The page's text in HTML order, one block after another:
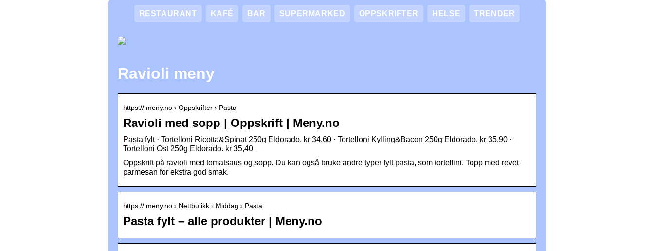
RESTAURANT KAFÉ BAR SUPERMARKED OPPSKRIFTER HELSE TRENDER
Ravioli meny
https:// meny.no › Oppskrifter › Pasta
Ravioli med sopp | Oppskrift | Meny.no
Pasta fylt · Tortelloni Ricotta&Spinat 250g Eldorado. kr 34,60 · Tortelloni Kylling&Bacon 250g Eldorado. kr 35,90 ·
Tortelloni Ost 250g Eldorado. kr 35,40.
Oppskrift på ravioli med tomatsaus og sopp. Du kan også bruke andre typer fylt pasta, som tortellini. Topp med revet
parmesan for ekstra god smak.
https:// meny.no › Nettbutikk › Middag › Pasta
Pasta fylt – alle produkter | Meny.no